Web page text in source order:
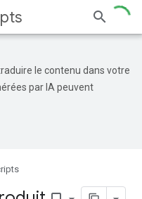
le contenu dans votre
par IA peuvent